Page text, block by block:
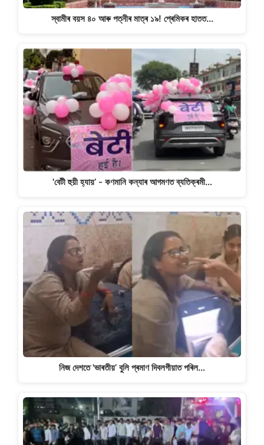
স্বামীৰ বয়স ৪০ আৰু পত্নীৰ মাত্ৰ ১৯! প্ৰেমিকৰ হাতত…
'বেটী হুয়ী হ্যায়’ - কণমানি কন্যাৰ আগমণত ব্যতিক্ৰমী…
নিজ দেশতে 'ভাৰতীয়’ বুলি প্ৰমাণ দিবলগীয়াত পৰিল…